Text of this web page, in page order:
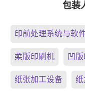
包装
印前处理系统与软
柔版印刷机 凹
纸张加工设备 纸